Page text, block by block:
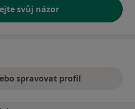
svůj názor
spravovat profil